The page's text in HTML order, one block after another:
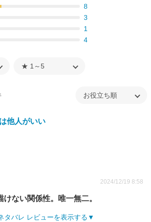
8
3
1
4
他人がいい
2024/12/19 8:58
けない関係性。唯一無二。
タバレ レビューを表示する